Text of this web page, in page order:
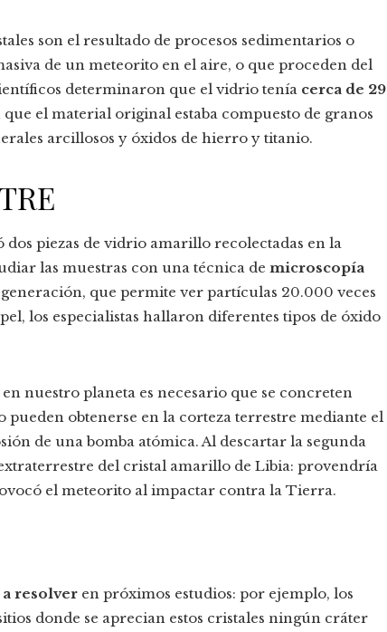
son el resultado de procesos sedimentarios o
de un meteorito en el aire, o que proceden del
determinaron que el vidrio tenía cerca de 29
el material original estaba compuesto de granos
arcillosos y óxidos de hierro y titanio.
piezas de vidrio amarillo recolectadas en la
las muestras con una técnica de microscopía
que permite ver partículas 20.000 veces
los especialistas hallaron diferentes tipos de óxido
nuestro planeta es necesario que se concreten
obtenerse en la corteza terrestre mediante el
de una bomba atómica. Al descartar la segunda
del cristal amarillo de Libia: provendría
el meteorito al impactar contra la Tierra.
resolver en próximos estudios: por ejemplo, los
donde se aprecian estos cristales ningún cráter